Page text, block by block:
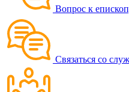
Вопрос к
Связаться со